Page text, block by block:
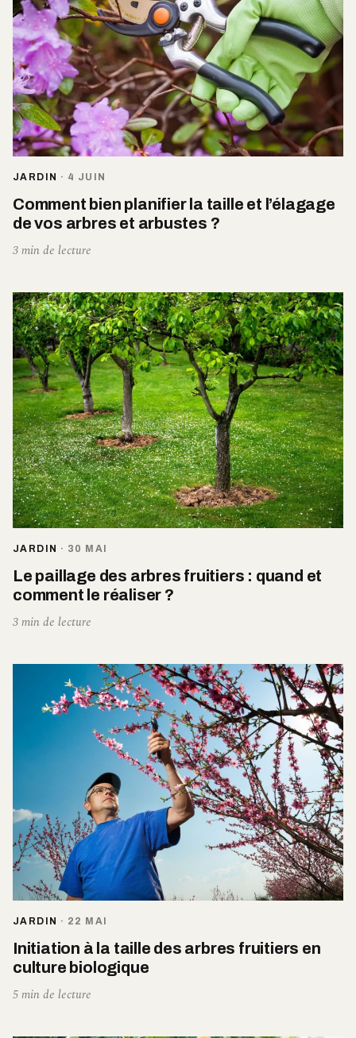
JARDIN · 4 JUIN
Comment bien planifier la taille et l’élagage
de vos arbres et arbustes ?
3 min de lecture
JARDIN · 30 MAI
Le paillage des arbres fruitiers : quand et
comment le réaliser ?
3 min de lecture
JARDIN · 22 MAI
Initiation à la taille des arbres fruitiers en
culture biologique
5 min de lecture